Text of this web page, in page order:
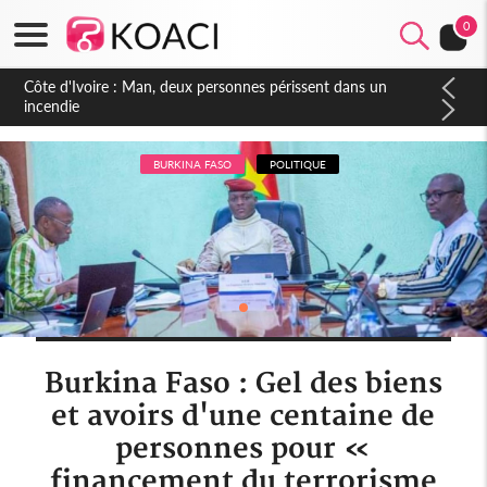
0
Côte d'Ivoire : Séileu, la célébration de la fête nationale
transformée en vaste campagne contre les produits
dépigmentants dangereux
BURKINA FASO POLITIQUE
Burkina Faso : Gel des biens
et avoirs d'une centaine de
personnes pour «